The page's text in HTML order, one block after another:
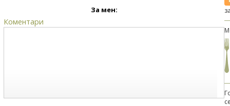
За мен:
Коментари